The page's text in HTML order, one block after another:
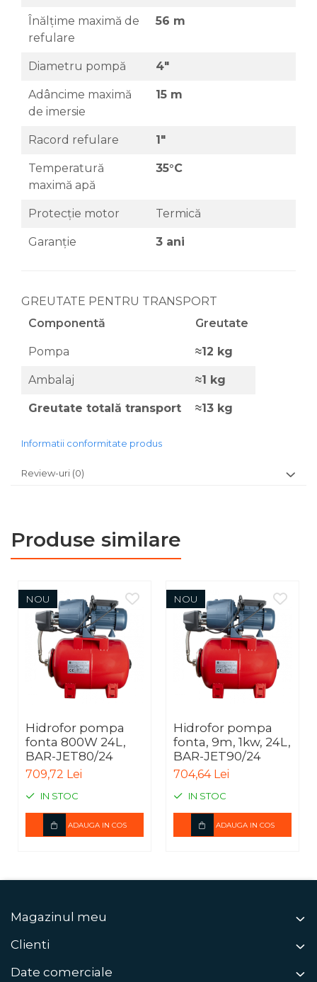
Înălțime maximă de
refulare
56 m
Diametru pompă 4"
Adâncime maximă
de imersie
15 m
Racord refulare 1"
Temperatură
maximă apă
35°C
Protecție motor Termică
Garanție 3 ani
GREUTATE PENTRU TRANSPORT
Componentă
Greutate
Pompa ≈12 kg
Ambalaj ≈1 kg
Greutate totală transport ≈13 kg
Informatii conformitate produs
Review-uri (0)
Produse similare
NOU
Hidrofor pompa
fonta 800W 24L,
BAR-JET80/24
709,72 Lei
IN STOC
ADAUGA IN COS
NOU
Hidrofor pompa
fonta, 9m, 1kw, 24L,
BAR-JET90/24
704,64 Lei
IN STOC
ADAUGA IN COS
Magazinul meu
Clienti
Date comerciale